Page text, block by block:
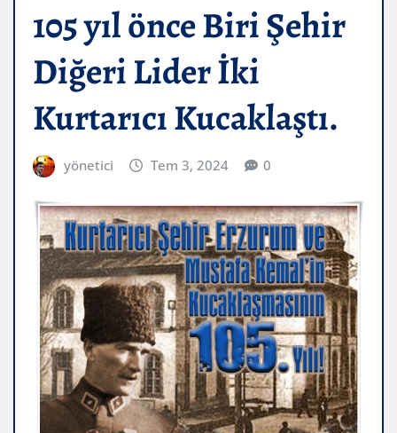
105 yıl önce Biri Şehir
Diğeri Lider İki
Kurtarıcı Kucaklaştı.
yönetici Tem 3, 2024 0